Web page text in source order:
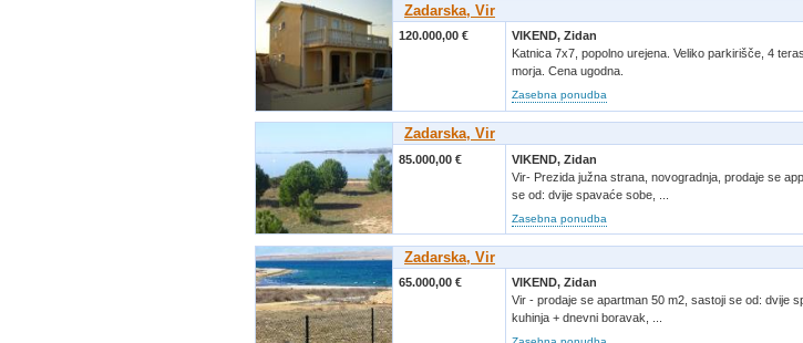
Zadarska, Vir
120.000,00 € VIKEND,Zidan
Katnica 7x7, popolno urejena. Veliko parkirišče, 4
morja. Cena ugodna.
Zasebna ponudba
Zadarska, Vir
85.000,00 € VIKEND,Zidan
Vir- Prezida južna strana, novogradnja, prodaje se
se od: dvije spavaće sobe, ...
Zasebna ponudba
Zadarska, Vir
65.000,00 € VIKEND,Zidan
Vir - prodaje se apartman 50 m2, sastoji se od: dvije
kuhinja + dnevni boravak, ...